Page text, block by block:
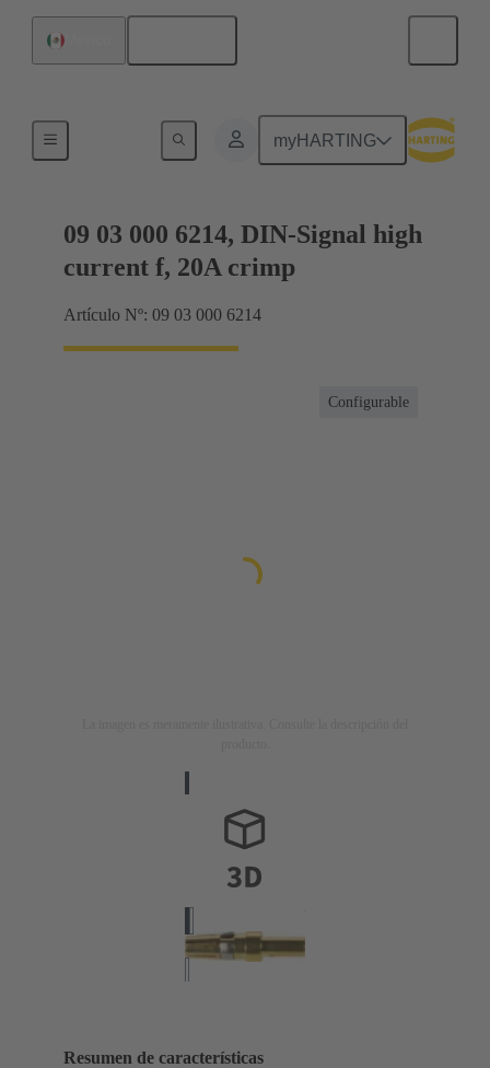
myHARTING
09 03 000 6214, DIN-Signal high
current f, 20A crimp
Artículo Nº: 09 03 000 6214
Configurable
Resumen de características